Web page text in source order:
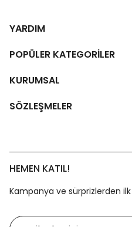
YARDIM
POPÜLER KATEGORİLER
KURUMSAL
SÖZLEŞMELER
HEMEN KATIL!
Kampanya ve sürprizlerden